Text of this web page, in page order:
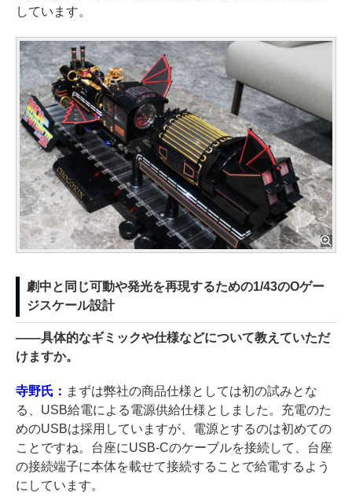
しています。
劇中と同じ可動や発光を再現するための1/43のOゲー
ジスケール設計
――具体的なギミックや仕様などについて教えていただ
けますか。
寺野氏： まずは弊社の商品仕様としては初の試みとな
る、USB給電による電源供給仕様としました。充電のた
めのUSBは採用していますが、電源とするのは初めての
ことですね。台座にUSB-Cのケーブルを接続して、台座
の接続端子に本体を載せて接続することで給電するよう
にしています。